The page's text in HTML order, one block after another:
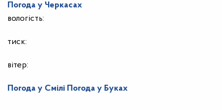
Погода у Черкасах
вологість:
тиск:
вітер:
Погода у Смілі Погода у Буках